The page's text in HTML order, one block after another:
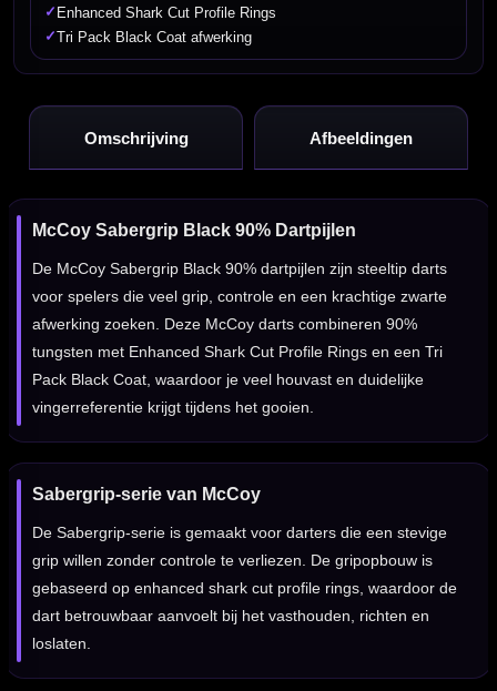
✓ Enhanced Shark Cut Profile Rings
✓ Tri Pack Black Coat afwerking
Omschrijving Afbeeldingen
McCoy Sabergrip Black 90% Dartpijlen
De McCoy Sabergrip Black 90% dartpijlen zijn steeltip darts
voor spelers die veel grip, controle en een krachtige zwarte
afwerking zoeken. Deze McCoy darts combineren 90%
tungsten met Enhanced Shark Cut Profile Rings en een Tri
Pack Black Coat, waardoor je veel houvast en duidelijke
vingerreferentie krijgt tijdens het gooien.
Sabergrip-serie van McCoy
De Sabergrip-serie is gemaakt voor darters die een stevige
grip willen zonder controle te verliezen. De gripopbouw is
gebaseerd op enhanced shark cut profile rings, waardoor de
dart betrouwbaar aanvoelt bij het vasthouden, richten en
loslaten.